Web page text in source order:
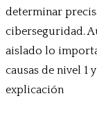
determinar
ciberseguridad.
aislado lo
causas de nivel 1
explicación